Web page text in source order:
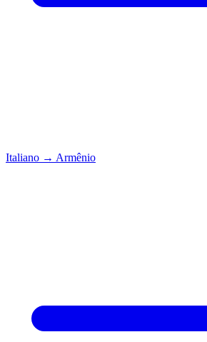
Italiano → Armênio